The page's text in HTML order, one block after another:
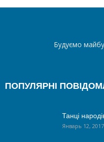
Будуємо
ПОПУЛЯРНІ
Танці
Январь 12, 2017